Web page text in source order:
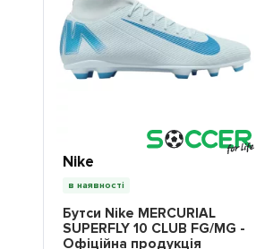
Nike
в наявності
Бутси Nike MERCURIAL
SUPERFLY 10 CLUB FG/MG -
Офіційна продукція